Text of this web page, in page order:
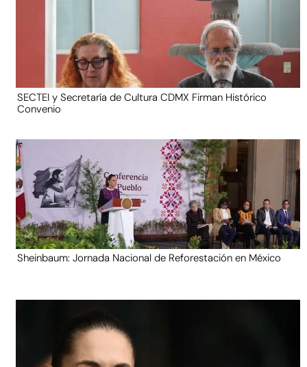
SECTEI y Secretaría de Cultura CDMX Firman Histórico
Convenio
Sheinbaum: Jornada Nacional de Reforestación en México